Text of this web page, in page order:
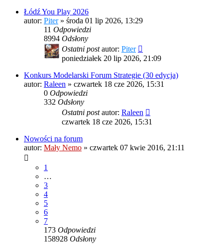
Łódź You Play 2026
autor: Piter» środa 01 lip 2026, 13:29
11 Odpowiedzi
8994 Odsłony
Ostatni postautor: Piter
poniedziałek 20 lip 2026, 21:09
Konkurs Modelarski Forum Strategie (30 edycja)
autor: Raleen » czwartek 18 cze 2026, 15:31
0 Odpowiedzi
332 Odsłony
Ostatni postautor: Raleen
czwartek 18 cze 2026, 15:31
Nowości na forum
autor: Mały Nemo » czwartek 07 kwie 2016, 21:11
1
…
3
4
5
6
7
173 Odpowiedzi
158928 Odsłony